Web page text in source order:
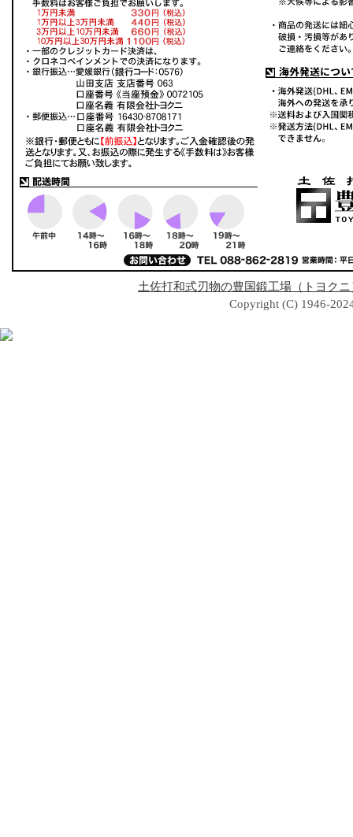
土佐打和式刃物の豊国鍛工場（トヨクニ
Copyright (C) 1946-